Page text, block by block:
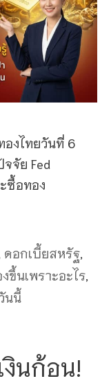
องไทยวันที่ 6
จัย Fed
ซื้อทอง
ดอกเบี้ยสหรัฐ,
ขึ้นเพราะอะไร,
นนี้
งินก้อน!